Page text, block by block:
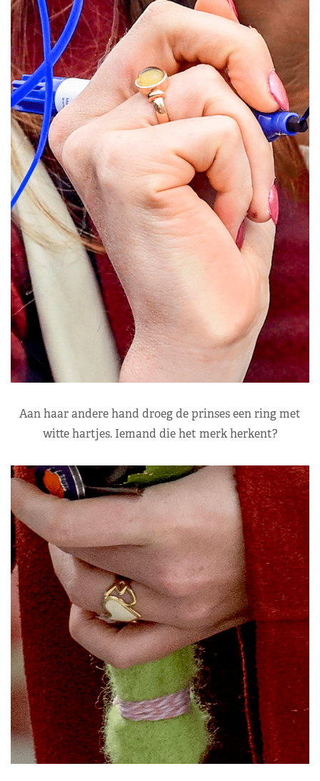
Aan haar andere hand droeg de prinses een ring met
witte hartjes. Iemand die het merk herkent?